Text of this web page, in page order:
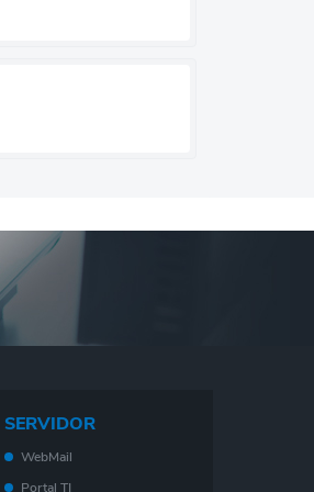
SERVIDOR
WebMail
Portal TI